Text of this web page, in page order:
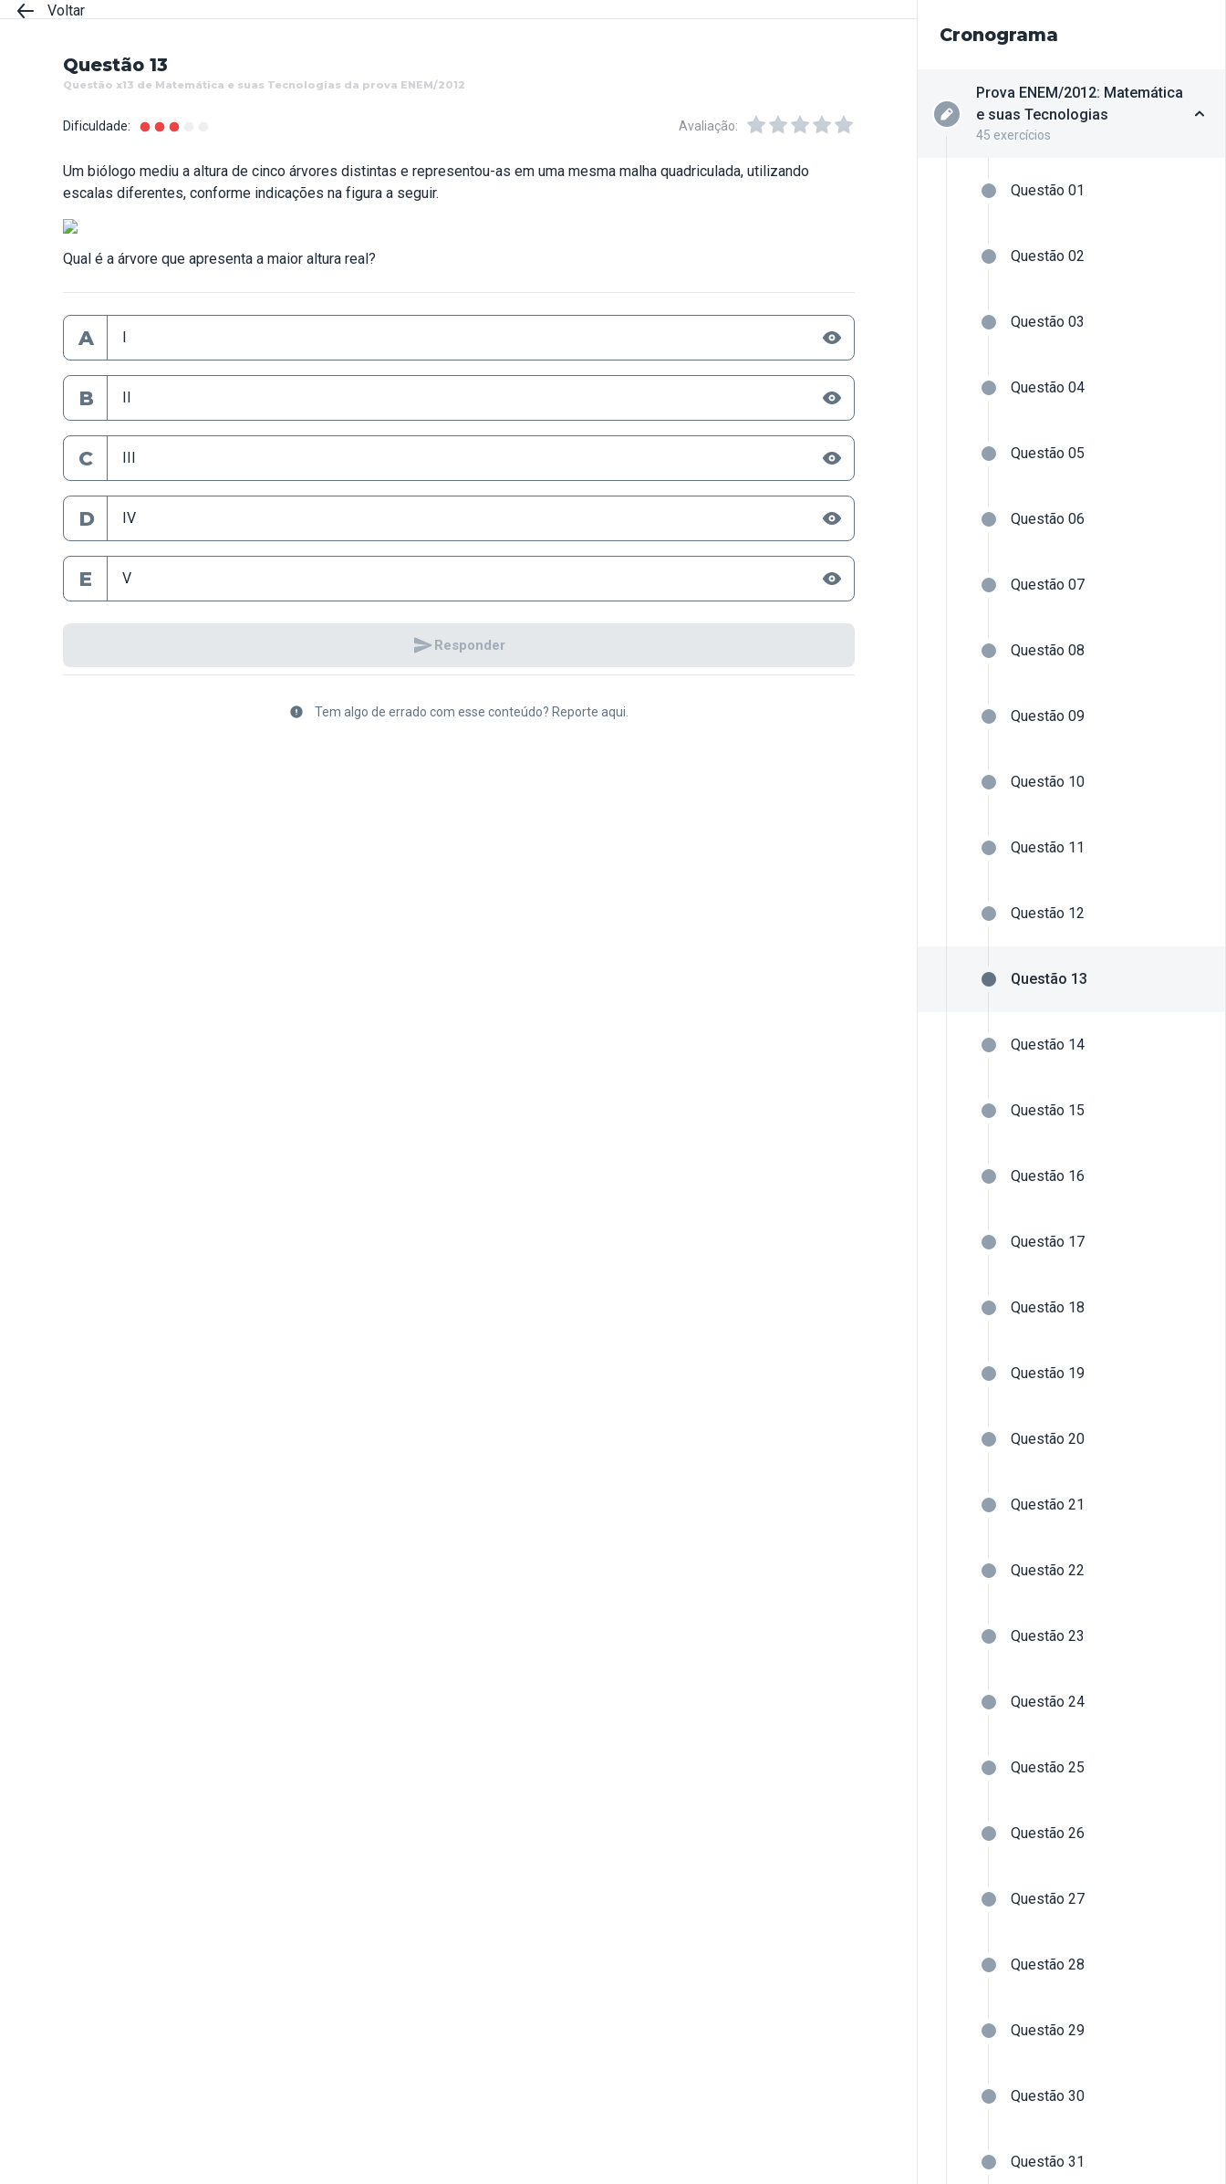
Voltar
Questão 13
Questão x13 de Matemática e suas Tecnologias da prova ENEM/2012
Dificuldade: Avaliação:
Um biólogo mediu a altura de cinco árvores distintas e representou-as em uma mesma malha quadriculada, utilizando
escalas diferentes, conforme indicações na figura a seguir.
Qual é a árvore que apresenta a maior altura real?
A I
B II
C III
D IV
E V
Responder
Tem algo de errado com esse conteúdo? Reporte aqui.
Cronograma
Prova ENEM/2012: Matemática
e suas Tecnologias
45 exercícios
Questão 01
Questão 02
Questão 03
Questão 04
Questão 05
Questão 06
Questão 07
Questão 08
Questão 09
Questão 10
Questão 11
Questão 12
Questão 13
Questão 14
Questão 15
Questão 16
Questão 17
Questão 18
Questão 19
Questão 20
Questão 21
Questão 22
Questão 23
Questão 24
Questão 25
Questão 26
Questão 27
Questão 28
Questão 29
Questão 30
Questão 31